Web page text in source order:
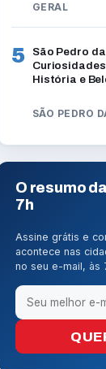
GERAL
5
São Pedro
Curiosidades
História e
SÃO PEDRO
O resumo
7h
Assine grátis e
acontece nas
no seu e-mail, às